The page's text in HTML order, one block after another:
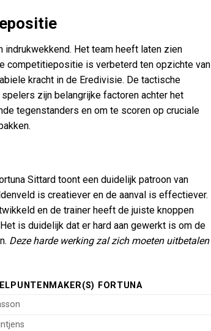
Het team heeft laten zien
competitiepositie is verbeterd ten opzichte van
kracht in de Eredivisie. De tactische
zijn belangrijke factoren achter het
tegenstanders en om te scoren op cruciale
Sittard toont een duidelijk patroon van
is creatiever en de aanval is effectiever.
en de trainer heeft de juiste knoppen
is duidelijk dat er hard aan gewerkt is om de
Deze harde werking zal zich moeten uitbetalen
FORTUNA